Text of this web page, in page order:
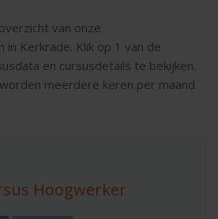
van onze
Kerkrade. Klik op 1 van de
en cursusdetails te bekijken.
meerdere keren per maand
Hoogwerker